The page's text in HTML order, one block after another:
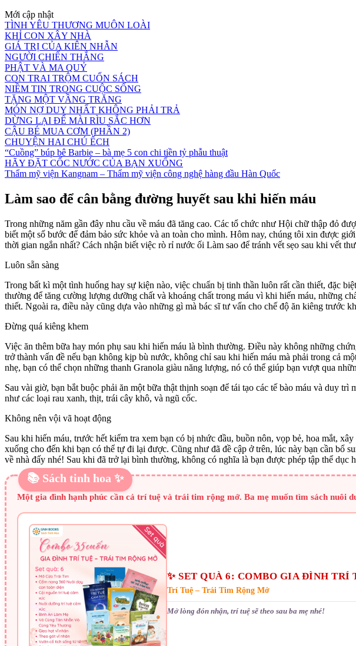
Mới cập nhật
TÌNH YÊU THƯƠNG MUÔN LOÀI
KHỈ CON XÂY NHÀ
GIÁ TRỊ CỦA KIÊN NHẪN
NGƯỜI CHIẾN THẮNG
PHẬT VÀ MA QUỶ
CON TRAI TRỘM CUỐN SÁCH
NIỀM TIN TRONG CUỘC SỐNG
TẶNG MỘT VẦNG TRĂNG
MÓN NỢ DUY NHẤT KHÔNG PHẢI TRẢ
DỪNG LẠI ĐỂ MÀI RÌU SẮC HƠN
CẬU BÉ MUA CƠM (PHẦN 2)
CHUYỆN HAI CHÚ ẾCH
“Cuồng” búp bê Barbie – bà mẹ 5 con chi tiền tỷ phẫu thuật
HÃY ĐẶT CỐC NƯỚC CỦA BẠN XUỐNG
Thẩm mỹ viện Kangnam – Thẩm mỹ viện công nghệ hàng đầu Hàn Quốc
Làm sao để cân bằng đường huyết sau khi hiến máu
Trong những năm gần đây nhu cầu về máu đã tăng cao. Các tổ chức như Hội chữ thập đỏ
biết một số bước để đảm bảo sức khỏe và an toàn cho mình. Hôm nay, chúng tôi xin được
thời gian ngắn nhất? Cách nhận biết việc rò rỉ nước ối Làm sao để tránh vết sẹo sau khi vết
Luôn sẵn sàng
Trong bất kì một tình huống hay sự kiện nào, việc chuẩn bị tinh thần luôn rất cần thiết, đặc
thường để tăng cường lượng dưỡng chất và khoáng chất trong máu vì khi hiến máu, những
thiết. Ngoài ra, điều này cũng dựa vào những gì mà bác sĩ tư vấn cho chế độ ăn kiêng trước
Đừng quá kiêng khem
Việc ăn thêm bữa hay món phụ sau khi hiến máu là bình thường. Điều này không những
trở thành vấn đề nếu bạn không kịp bù nước, không chỉ sau khi hiến máu mà phải trong cả
nhẹ, bạn có thể chọn những thanh Granola giàu năng lượng, nó có thể giúp bạn vượt qua
Sau vài giờ, bạn bắt buộc phải ăn một bữa thật thịnh soạn để tái tạo các tế bào máu và duy
như các loại rau xanh, thịt, trái cây khô, và ngũ cốc.
Không nên vội vã hoạt động
Sau khi hiến máu, trước hết kiểm tra xem bạn có bị nhức đầu, buồn nôn, vọp bẻ, hoa mắt,
xuống cho đến khi bạn có thể tự đi lại được. Cũng như đã đề cập ở trên, lúc này bạn cần
về nhà đấy nhé! Sau khi đã trở lại bình thường, không có nghĩa là bạn được phép tập thể
📚 Sách tinh hoa ✨
Một gia đình hạnh phúc cần cả trí tuệ và trái tim rộng mở. Ba mẹ muốn tìm sách nuôi
✨ SET QUÀ 6: COMBO GIA ĐÌNH TRÍ
Trí Tuệ – Trái Tim Rộng Mở
Mở lòng đón nhận, trí tuệ sẽ theo sau ba mẹ nhé!